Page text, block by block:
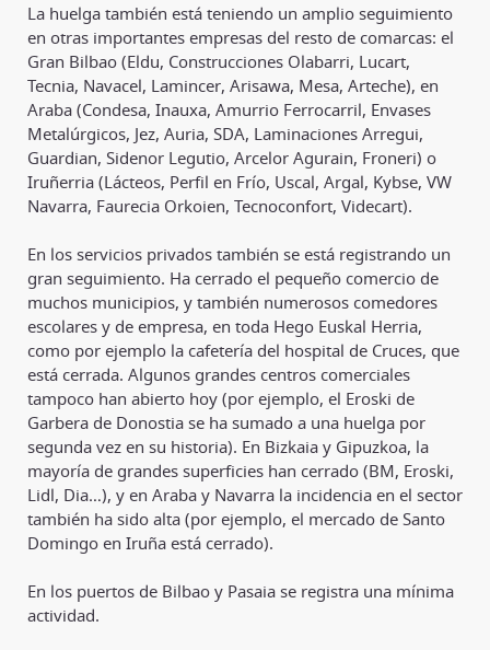
La huelga también está teniendo un amplio seguimiento
en otras importantes empresas del resto de comarcas: el
Gran Bilbao (Eldu, Construcciones Olabarri, Lucart,
Tecnia, Navacel, Lamincer, Arisawa, Mesa, Arteche), en
Araba (Condesa, Inauxa, Amurrio Ferrocarril, Envases
Metalúrgicos, Jez, Auria, SDA, Laminaciones Arregui,
Guardian, Sidenor Legutio, Arcelor Agurain, Froneri) o
Iruñerria (Lácteos, Perfil en Frío, Uscal, Argal, Kybse, VW
Navarra, Faurecia Orkoien, Tecnoconfort, Videcart).
En los servicios privados también se está registrando un
gran seguimiento. Ha cerrado el pequeño comercio de
muchos municipios, y también numerosos comedores
escolares y de empresa, en toda Hego Euskal Herria,
como por ejemplo la cafetería del hospital de Cruces, que
está cerrada. Algunos grandes centros comerciales
tampoco han abierto hoy (por ejemplo, el Eroski de
Garbera de Donostia se ha sumado a una huelga por
segunda vez en su historia). En Bizkaia y Gipuzkoa, la
mayoría de grandes superficies han cerrado (BM, Eroski,
Lidl, Dia…), y en Araba y Navarra la incidencia en el sector
también ha sido alta (por ejemplo, el mercado de Santo
Domingo en Iruña está cerrado).
En los puertos de Bilbao y Pasaia se registra una mínima
actividad.